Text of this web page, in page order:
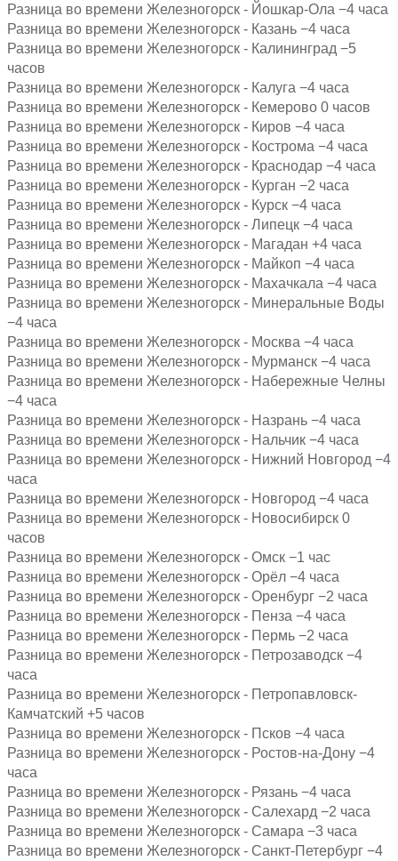
Разница во времени Железногорск - Йошкар-Ола −4 часа
Разница во времени Железногорск - Казань −4 часа
Разница во времени Железногорск - Калининград −5
часов
Разница во времени Железногорск - Калуга −4 часа
Разница во времени Железногорск - Кемерово 0 часов
Разница во времени Железногорск - Киров −4 часа
Разница во времени Железногорск - Кострома −4 часа
Разница во времени Железногорск - Краснодар −4 часа
Разница во времени Железногорск - Курган −2 часа
Разница во времени Железногорск - Курск −4 часа
Разница во времени Железногорск - Липецк −4 часа
Разница во времени Железногорск - Магадан +4 часа
Разница во времени Железногорск - Майкоп −4 часа
Разница во времени Железногорск - Махачкала −4 часа
Разница во времени Железногорск - Минеральные Воды
−4 часа
Разница во времени Железногорск - Москва −4 часа
Разница во времени Железногорск - Мурманск −4 часа
Разница во времени Железногорск - Набережные Челны
−4 часа
Разница во времени Железногорск - Назрань −4 часа
Разница во времени Железногорск - Нальчик −4 часа
Разница во времени Железногорск - Нижний Новгород −4
часа
Разница во времени Железногорск - Новгород −4 часа
Разница во времени Железногорск - Новосибирск 0
часов
Разница во времени Железногорск - Омск −1 час
Разница во времени Железногорск - Орёл −4 часа
Разница во времени Железногорск - Оренбург −2 часа
Разница во времени Железногорск - Пенза −4 часа
Разница во времени Железногорск - Пермь −2 часа
Разница во времени Железногорск - Петрозаводск −4
часа
Разница во времени Железногорск - Петропавловск-
Камчатский +5 часов
Разница во времени Железногорск - Псков −4 часа
Разница во времени Железногорск - Ростов-на-Дону −4
часа
Разница во времени Железногорск - Рязань −4 часа
Разница во времени Железногорск - Салехард −2 часа
Разница во времени Железногорск - Самара −3 часа
Разница во времени Железногорск - Санкт-Петербург −4